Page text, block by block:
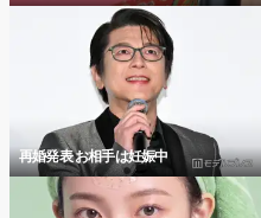
再婚発表 お相手は妊娠中